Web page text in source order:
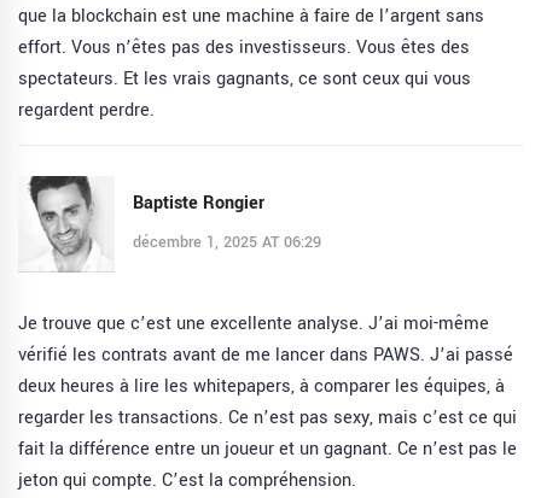
que la blockchain est une machine à faire de l’argent sans
effort. Vous n’êtes pas des investisseurs. Vous êtes des
spectateurs. Et les vrais gagnants, ce sont ceux qui vous
regardent perdre.
Baptiste Rongier
décembre 1, 2025 AT 06:29
Je trouve que c’est une excellente analyse. J’ai moi-même
vérifié les contrats avant de me lancer dans PAWS. J’ai passé
deux heures à lire les whitepapers, à comparer les équipes, à
regarder les transactions. Ce n’est pas sexy, mais c’est ce qui
fait la différence entre un joueur et un gagnant. Ce n’est pas le
jeton qui compte. C’est la compréhension.